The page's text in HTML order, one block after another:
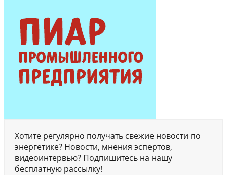
Хотите регулярно получать свежие новости по
энергетике? Новости, мнения эспертов,
видеоинтервью? Подпишитесь на нашу
бесплатную рассылку!